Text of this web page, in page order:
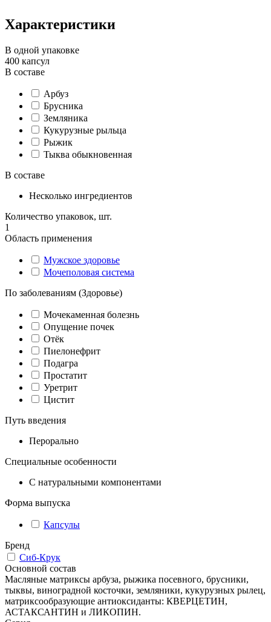
Характеристики
В одной упаковке
400 капсул
В составе
Арбуз
Брусника
Земляника
Кукурузные рыльца
Рыжик
Тыква обыкновенная
В составе
Несколько ингредиентов
Количество упаковок, шт.
1
Область применения
Мужское здоровье
Мочеполовая система
По заболеваниям (Здоровье)
Мочекаменная болезнь
Опущение почек
Отёк
Пиелонефрит
Подагра
Простатит
Уретрит
Цистит
Путь введения
Перорально
Специальные особенности
С натуральными компонентами
Форма выпуска
Капсулы
Бренд
Сиб-Крук
Основной состав
Масляные матриксы арбуза, рыжика посевного, брусники,
тыквы, виноградной косточки, земляники, кукурузных рылец,
матриксообразующие антиоксиданты: КВЕРЦЕТИН,
АСТАКСАНТИН и ЛИКОПИН.